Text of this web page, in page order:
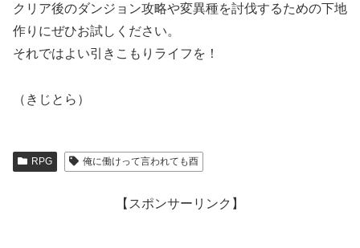
クリア後のダンジョン攻略や変異種を討伐するための下地
作りにぜひお試しください。
それではよい引きこもりライフを！
（きじとら）
RPG 俺に働けって言われても酉
【スポンサーリンク】